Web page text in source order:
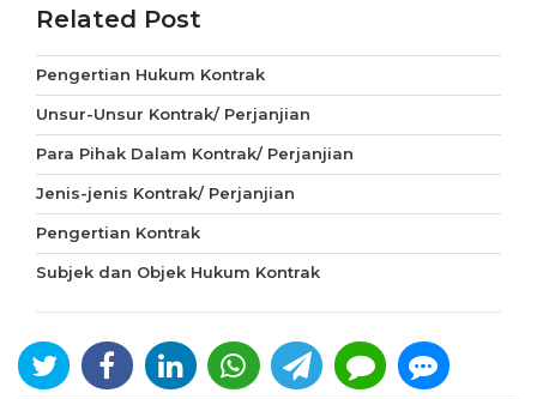
Related Post
Pengertian Hukum Kontrak
Unsur-Unsur Kontrak/ Perjanjian
Para Pihak Dalam Kontrak/ Perjanjian
Jenis-jenis Kontrak/ Perjanjian
Pengertian Kontrak
Subjek dan Objek Hukum Kontrak